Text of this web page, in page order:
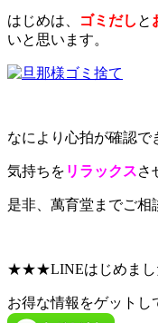
はじめは、 ゴミだし と
いと思います。
なにより心拍が確認
気持ちを リラックスさ
是非、萬育堂までご相
★★★LINEはじめま
お得な情報をゲット